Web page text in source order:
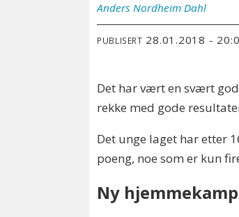
Anders Nordheim Dahl
PUBLISERT 28.01.2018 -
Det har vært en svært
rekke med gode
Det unge laget har etter
poeng, noe som er kun
Ny hjemmekamp